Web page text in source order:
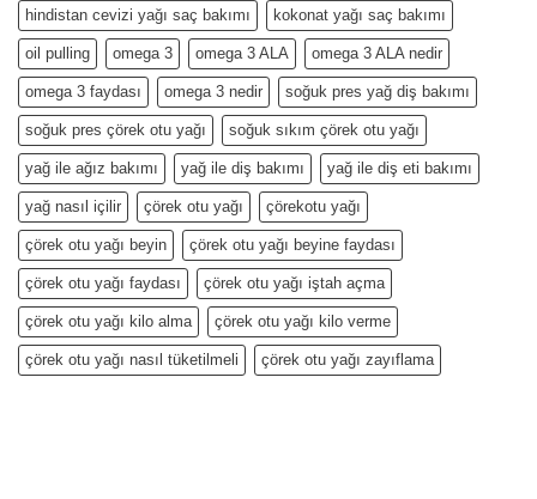
hindistan cevizi yağı saç bakımı kokonat yağı saç bakımı
oil pulling omega 3 omega 3 ALA omega 3 ALA nedir
omega 3 faydası omega 3 nedir soğuk pres yağ diş bakımı
soğuk pres çörek otu yağı soğuk sıkım çörek otu yağı
yağ ile ağız bakımı yağ ile diş bakımı yağ ile diş eti bakımı
yağ nasıl içilir çörek otu yağı çörekotu yağı
çörek otu yağı beyin çörek otu yağı beyine faydası
çörek otu yağı faydası çörek otu yağı iştah açma
çörek otu yağı kilo alma çörek otu yağı kilo verme
çörek otu yağı nasıl tüketilmeli çörek otu yağı zayıflama